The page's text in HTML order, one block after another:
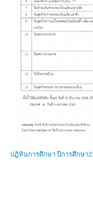
ปฎิทินการศึกษา ปีการศึกษา